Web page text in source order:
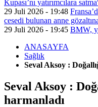
Kupası’nı yatırımcılara
29 Juli 2026 - 19:48
cesedi bulunan anne
29 Juli 2026 - 19:45 BMW,
ANASAYFA
Sağlık
Seval Aksoy :
Seval Aksoy :
harmanladı